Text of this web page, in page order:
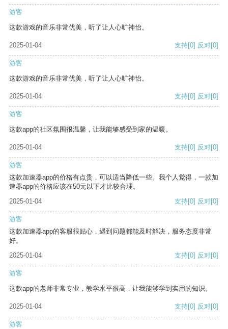
游客
这款游戏的音乐非常优美，听了让人心旷神怡。
2025-01-04 支持[0] 反对[0]
游客
这款游戏的音乐非常优美，听了让人心旷神怡。
2025-01-04 支持[0] 反对[0]
游客
这款app的社区氛围很温馨，让我能够感受到家的温暖。
2025-01-04 支持[0] 反对[0]
游客
这款加速器app的价格有点贵，可以适当降低一些。我个人觉得，一款加
速器app的价格应该在50元以下才比较合理。
2025-01-04
支持[0] 反对[0]
游客
这款加速器app的客服很贴心，遇到问题都能及时解决，服务态度非常
好。
2025-01-04
支持[0] 反对[0]
游客
这款app的老师非常专业，教学水平很高，让我能够学到实用的知识。
2025-01-04 支持[0] 反对[0]
游客